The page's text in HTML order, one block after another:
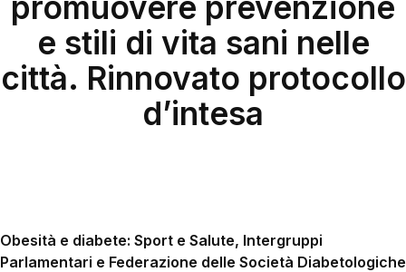
e stili di vita sani nelle
città. Rinnovato protocollo
d’intesa
Obesità e diabete: Sport e Salute, Intergruppi
Parlamentari e Federazione delle Società Diabetologiche